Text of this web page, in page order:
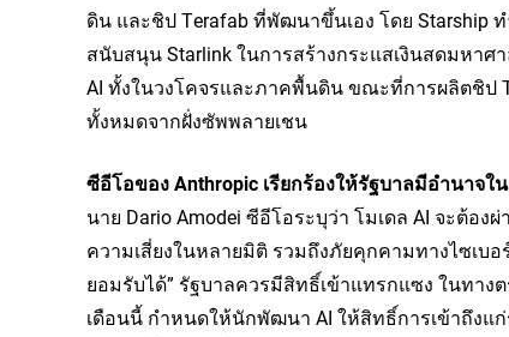
ดิน และชิป Terafab ที่พัฒนาขึ้นเอง โดย Starship
สนับสนุน Starlink ในการสร้างกระแสเงินสดมหา
AI ทั้งในวงโคจรและภาคพื้นดิน ขณะที่การผลิตชิป
ทั้งหมดจากฝั่งซัพพลายเชน
ซีอีโอของ Anthropic เรียกร้องให้รัฐบาลมีอำนาจ
นาย Dario Amodei ซีอีโอระบุว่า โมเดล AI จะต้
ความเสี่ยงในหลายมิติ รวมถึงภัยคุกคามทางไซเบ
ยอมรับได้” รัฐบาลควรมีสิทธิ์เข้าแทรกแซง ในทา
เดือนนี้ กำหนดให้นักพัฒนา AI ให้สิทธิ์การเข้าถึงแ